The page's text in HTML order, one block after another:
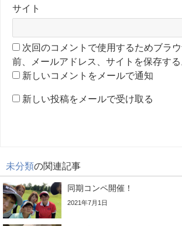
サイト
次回のコメントで使用するためブラ
前、メールアドレス、サイトを保存する
新しいコメントをメールで通知
新しい投稿をメールで受け取る
未分類の関連記事
同期コンペ開催！
2021年7月1日